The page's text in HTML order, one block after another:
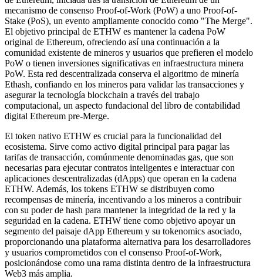
mecanismo de consenso Proof-of-Work (PoW) a uno Proof-of-
Stake (PoS), un evento ampliamente conocido como "The Merge".
El objetivo principal de ETHW es mantener la cadena PoW
original de Ethereum, ofreciendo así una continuación a la
comunidad existente de mineros y usuarios que prefieren el modelo
PoW o tienen inversiones significativas en infraestructura minera
PoW. Esta red descentralizada conserva el algoritmo de minería
Ethash, confiando en los mineros para validar las transacciones y
asegurar la tecnología blockchain a través del trabajo
computacional, un aspecto fundacional del libro de contabilidad
digital Ethereum pre-Merge.
El token nativo ETHW es crucial para la funcionalidad del
ecosistema. Sirve como activo digital principal para pagar las
tarifas de transacción, comúnmente denominadas gas, que son
necesarias para ejecutar contratos inteligentes e interactuar con
aplicaciones descentralizadas (dApps) que operan en la cadena
ETHW. Además, los tokens ETHW se distribuyen como
recompensas de minería, incentivando a los mineros a contribuir
con su poder de hash para mantener la integridad de la red y la
seguridad en la cadena. ETHW tiene como objetivo apoyar un
segmento del paisaje dApp Ethereum y su tokenomics asociado,
proporcionando una plataforma alternativa para los desarrolladores
y usuarios comprometidos con el consenso Proof-of-Work,
posicionándose como una rama distinta dentro de la infraestructura
Web3 más amplia.